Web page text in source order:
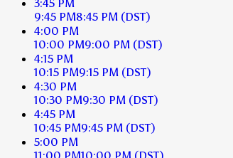
3:45 PM
9:45 PM8:45 PM (DST)
4:00 PM
10:00 PM9:00 PM (DST)
4:15 PM
10:15 PM9:15 PM (DST)
4:30 PM
10:30 PM9:30 PM (DST)
4:45 PM
10:45 PM9:45 PM (DST)
5:00 PM
11:00 PM10:00 PM (DST)